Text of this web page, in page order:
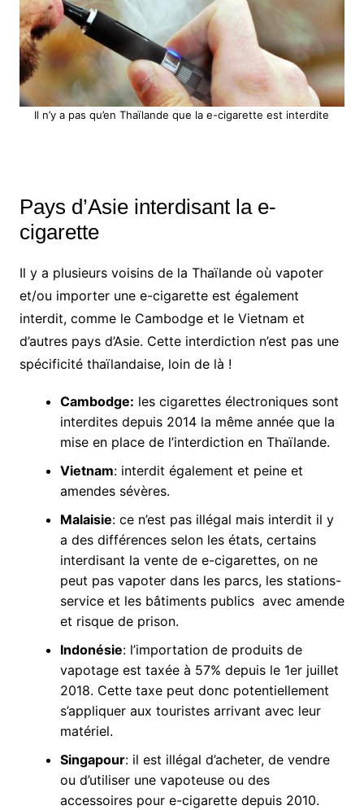
Il n’y a pas qu’en Thaïlande que la e-cigarette est interdite
Pays d’Asie interdisant la e-
cigarette
Il y a plusieurs voisins de la Thaïlande où vapoter
et/ou importer une e-cigarette est également
interdit, comme le Cambodge et le Vietnam et
d’autres pays d’Asie. Cette interdiction n’est pas une
spécificité thaïlandaise, loin de là !
Cambodge: les cigarettes électroniques sont
interdites depuis 2014 la même année que la
mise en place de l’interdiction en Thaïlande.
Vietnam: interdit également et peine et
amendes sévères.
Malaisie: ce n’est pas illégal mais interdit il y
a des différences selon les états, certains
interdisant la vente de e-cigarettes, on ne
peut pas vapoter dans les parcs, les stations-
service et les bâtiments publics avec amende
et risque de prison.
Indonésie: l’importation de produits de
vapotage est taxée à 57% depuis le 1er juillet
2018. Cette taxe peut donc potentiellement
s’appliquer aux touristes arrivant avec leur
matériel.
Singapour: il est illégal d’acheter, de vendre
ou d’utiliser une vapoteuse ou des
accessoires pour e-cigarette depuis 2010.